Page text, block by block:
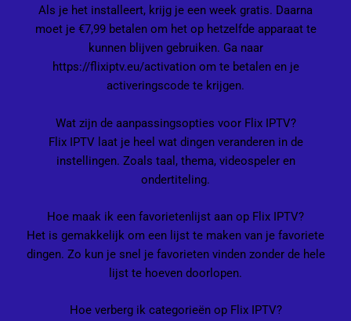
Als je het installeert, krijg je een week gratis. Daarna
moet je €7,99 betalen om het op hetzelfde apparaat te
kunnen blijven gebruiken. Ga naar
https://flixiptv.eu/activationom te betalen en je
activeringscode te krijgen.
Wat zijn de aanpassingsopties voor Flix IPTV?
Flix IPTV laat je heel wat dingen veranderen in de
instellingen. Zoals taal, thema, videospeler en
ondertiteling.
Hoe maak ik een favorietenlijst aan op Flix IPTV?
Het is gemakkelijk om een lijst te maken van je favoriete
dingen. Zo kun je snel je favorieten vinden zonder de hele
lijst te hoeven doorlopen.
Hoe verberg ik categorieën op Flix IPTV?